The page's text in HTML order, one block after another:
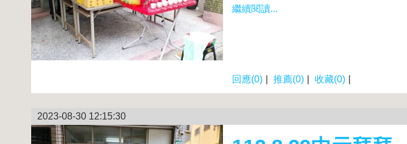
繼續閱讀...
回應(0) 推薦(0) 收藏(0)
2023-08-30 12:15:30